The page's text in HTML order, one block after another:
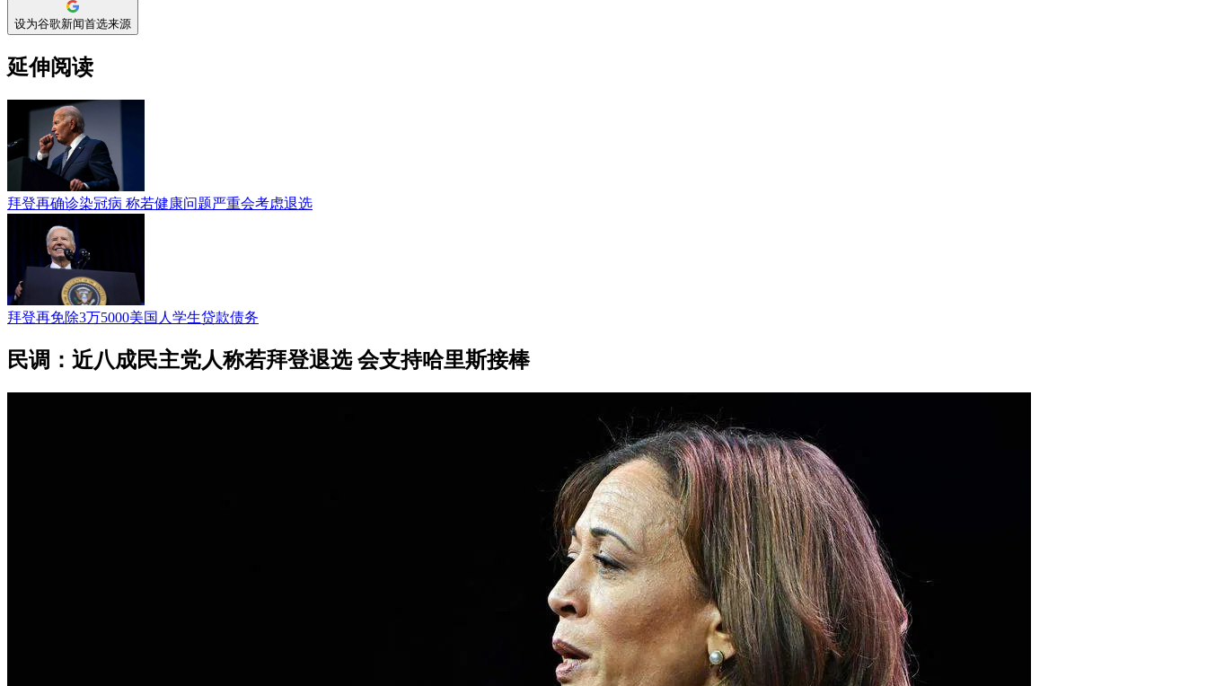
设为谷歌新闻首选来源
延伸阅读
拜登再确诊染冠病 称若健康问题严重会考虑退选
拜登再免除3万5000美国人学生贷款债务
民调：近八成民主党人称若拜登退选 会支持哈里斯接棒